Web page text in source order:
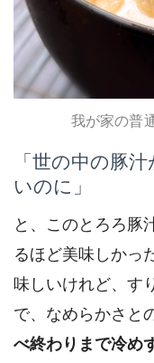
我が家の普
「世の中の豚
いのに」
と、このとろろ豚
るほど美味しかっ
味しいけれど、す
で、なめらかさと
べ終わりまで冷め